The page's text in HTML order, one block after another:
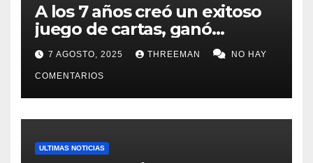
A los 7 años creó un exitoso
juego de cartas, ganó
millones y ahora vendió la
idea para cumplir su sueño
7 AGOSTO, 2025 THREEMAN NO HAY
COMENTARIOS
ULTIMAS NOTICIAS